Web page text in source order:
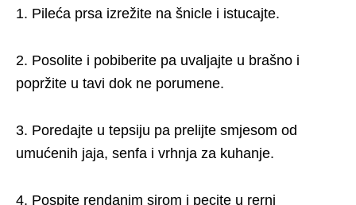
1. Pileća prsa izrežite na šnicle i istucajte.
2. Posolite i pobiberite pa uvaljajte u brašno i
popržite u tavi dok ne porumene.
3. Poredajte u tepsiju pa prelijte smjesom od
umućenih jaja, senfa i vrhnja za kuhanje.
4. Pospite rendanim sirom i pecite u rerni